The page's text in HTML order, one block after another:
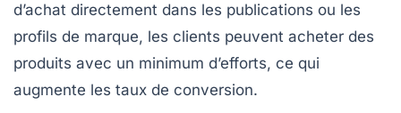
d’achat directement dans les publications ou les
profils de marque, les clients peuvent acheter des
produits avec un minimum d’efforts, ce qui
augmente les taux de conversion.